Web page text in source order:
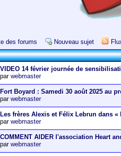
des forums Nouveau sujet
VIDEO 14 février journée de
parwebmaster
Fort Boyard : Samedi 30 août 2025 au
parwebmaster
Les frères Alexis et Félix Lebrun dans
parwebmaster
COMMENT AIDER l'association Heart
parwebmaster